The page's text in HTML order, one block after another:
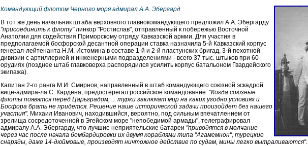
Командующий флотом Черного моря адмирал А.А. Эбергард.
В тот же день начальник штаба верховного главнокомандующего предложил А.А. Эбергарду
"присоединить к флоту"линкор "Ростислав", отправленный к побережью Восточной
Анатолии для содействия Приморскому отряду Кавказской армии. Для участия в
предполагаемой босфорской десантной операции ставка назначила 5-й Кавказский корпус
генерал-лейтенанта Н.М. Истомина в составе 1-й и 2-й пластунских бригад, 3-й пехотной
дивизии с артиллерией и инженерными подразделениями - всего 37 тыс. штыков при 60
орудиях (позднее штаб главковерха распорядился усилить корпус батальоном Гвардейского
экипажа).
Капитан 2-го ранга М.И. Смирнов, направленный в штаб командующего союзной эскадрой
вице-адмира-ла С. Кардена, предостерегал российское командование: "Когда союзные
флоты появятся перед Царьградом, ... турки заключат мир на каких угодно условиях и
Босфора брать не придется. Решение наше исторической задачи произойдет без нашего
участия". Михаил Иванович, находившийся, вероятно, под сильным впечатлением от
зрелища сосредоточенной в Эгейском море "непобедимой армады", телеграфировал
адмиралу А.А. Эбергарду, что лучшие неприятельские батареи "приводятся в молчание
через час после начала бомбардировки их двумя кораблями типа "Агамемнон", турецкие
снаряды, даже 14-дюймовые, производят ничтожное действие по судам, мины легко вытраливаются".